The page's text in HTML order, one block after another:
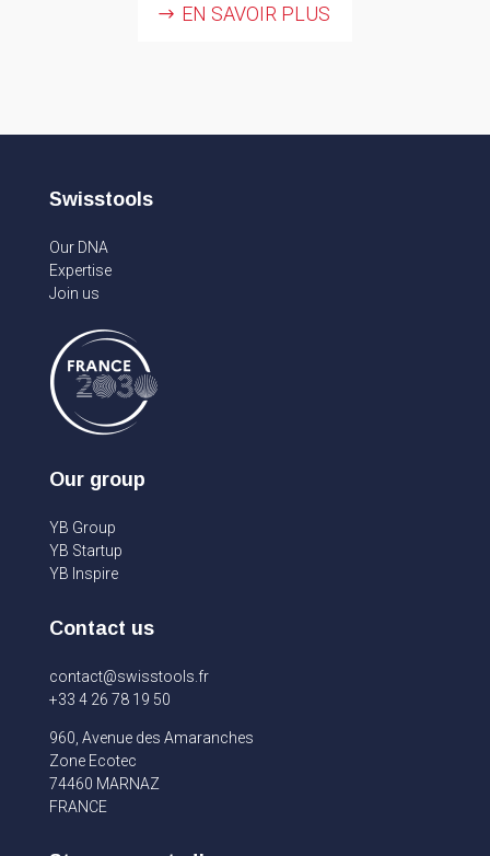
EN SAVOIR PLUS
Swisstools
Our DNA
Expertise
Join us
Our group
YB Group
YB Startup
YB Inspire
Contact us
contact@swisstools.fr
+33 4 26 78 19 50
960, Avenue des Amaranches
Zone Ecotec
74460 MARNAZ
FRANCE